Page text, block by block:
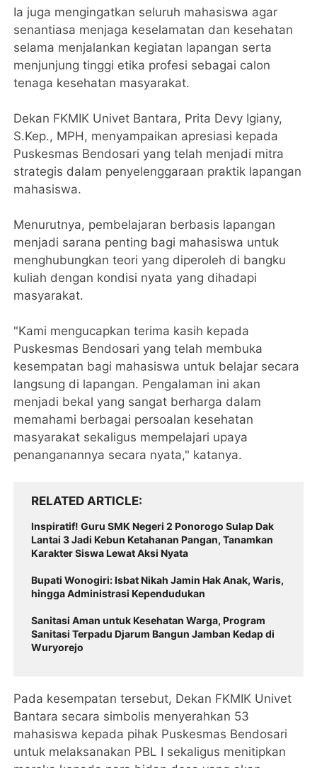
Ia juga mengingatkan seluruh mahasiswa agar
senantiasa menjaga keselamatan dan kesehatan
selama menjalankan kegiatan lapangan serta
menjunjung tinggi etika profesi sebagai calon
tenaga kesehatan masyarakat.
Dekan FKMIK Univet Bantara, Prita Devy Igiany,
S.Kep., MPH, menyampaikan apresiasi kepada
Puskesmas Bendosari yang telah menjadi mitra
strategis dalam penyelenggaraan praktik lapangan
mahasiswa.
Menurutnya, pembelajaran berbasis lapangan
menjadi sarana penting bagi mahasiswa untuk
menghubungkan teori yang diperoleh di bangku
kuliah dengan kondisi nyata yang dihadapi
masyarakat.
"Kami mengucapkan terima kasih kepada
Puskesmas Bendosari yang telah membuka
kesempatan bagi mahasiswa untuk belajar secara
langsung di lapangan. Pengalaman ini akan
menjadi bekal yang sangat berharga dalam
memahami berbagai persoalan kesehatan
masyarakat sekaligus mempelajari upaya
penanganannya secara nyata," katanya.
RELATED ARTICLE
Inspiratif! Guru SMK Negeri 2 Ponorogo Sulap Dak
Lantai 3 Jadi Kebun Ketahanan Pangan, Tanamkan
Karakter Siswa Lewat Aksi Nyata
Bupati Wonogiri: Isbat Nikah Jamin Hak Anak, Waris,
hingga Administrasi Kependudukan
Sanitasi Aman untuk Kesehatan Warga, Program
Sanitasi Terpadu Djarum Bangun Jamban Kedap di
Wuryorejo
Pada kesempatan tersebut, Dekan FKMIK Univet
Bantara secara simbolis menyerahkan 53
mahasiswa kepada pihak Puskesmas Bendosari
untuk melaksanakan PBL I sekaligus menitipkan